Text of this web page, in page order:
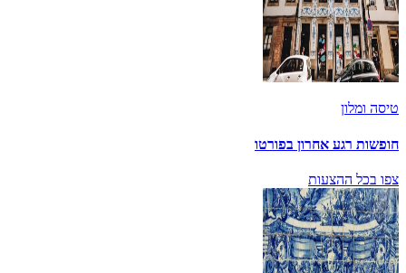
טיסה ומלון
חופשות רגע אחרון בפורטו
צפו בכל ההצעות